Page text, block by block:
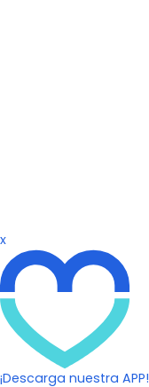
x
¡Descarga nuestra APP!